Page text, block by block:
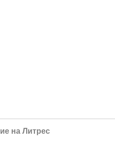
на Литрес